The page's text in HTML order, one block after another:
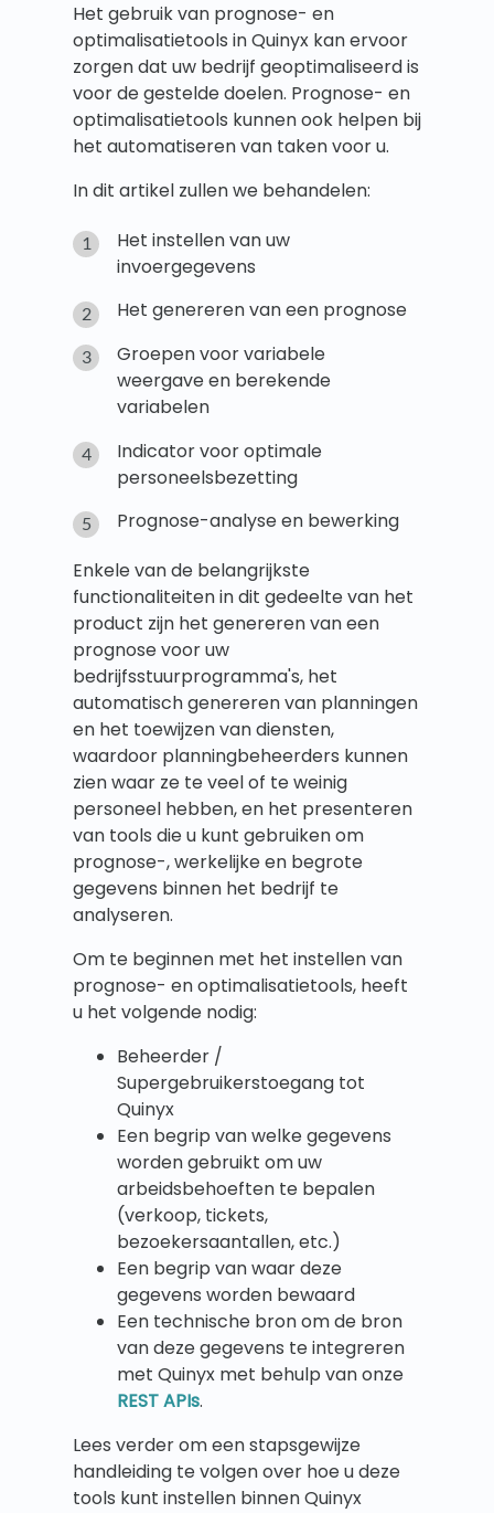
Het gebruik van prognose- en
optimalisatietools in Quinyx kan ervoor
zorgen dat uw bedrijf geoptimaliseerd is
voor de gestelde doelen. Prognose- en
optimalisatietools kunnen ook helpen bij
het automatiseren van taken voor u.
In dit artikel zullen we behandelen:
Het instellen van uw
invoergegevens
Het genereren van een prognose
Groepen voor variabele
weergave en berekende
variabelen
Indicator voor optimale
personeelsbezetting
Prognose-analyse en bewerking
Enkele van de belangrijkste
functionaliteiten in dit gedeelte van het
product zijn het genereren van een
prognose voor uw
bedrijfsstuurprogramma's, het
automatisch genereren van planningen
en het toewijzen van diensten,
waardoor planningbeheerders kunnen
zien waar ze te veel of te weinig
personeel hebben, en het presenteren
van tools die u kunt gebruiken om
prognose-, werkelijke en begrote
gegevens binnen het bedrijf te
analyseren.
Om te beginnen met het instellen van
prognose- en optimalisatietools, heeft
u het volgende nodig:
Beheerder /
Supergebruikerstoegang tot
Quinyx
Een begrip van welke gegevens
worden gebruikt om uw
arbeidsbehoeften te bepalen
(verkoop, tickets,
bezoekersaantallen, etc.)
Een begrip van waar deze
gegevens worden bewaard
Een technische bron om de bron
van deze gegevens te integreren
met Quinyx met behulp van onze
REST APIs.
Lees verder om een stapsgewijze
handleiding te volgen over hoe u deze
tools kunt instellen binnen Quinyx